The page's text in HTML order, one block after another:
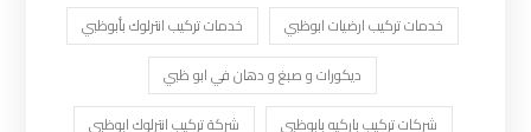
خدمات تركيب ارضيات ابوظبي
خدمات تركيب انترلوك بأبوظبي
ديكورات و صبغ و دهان في ابو ظبي
شركات تركيب باركيه بابوظبي
شركة تركيب انترلوك ابوظبي